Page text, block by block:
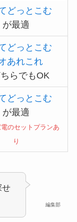
どっとこむ
が最適
どっとこむ
あれこれ
らでもOK
どっとこむ
が最適
のセットプランあ
り
編集部
せ